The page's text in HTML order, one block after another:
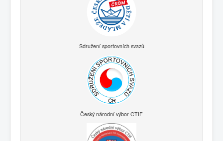
Sdružení sportovních svazů
Český národní výbor CTIF